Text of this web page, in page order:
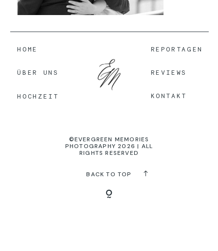
HOME
ÜBER UNS
HOCHZEIT
REPORTAGEN
REVIEWS
KONTAKT
©EVERGREEN MEMORIES
PHOTOGRAPHY 2026 | ALL
RIGHTS RESERVED
BACK TO TOP
KONTAKT